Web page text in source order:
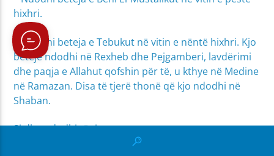
hixhri.
– Ndodhi beteja e Tebukut në vitin e nëntë hixhri. Kjo
betejë ndodhi në Rexheb dhe Pejgamberi, lavdërimi
dhe paqja e Allahut qofshin për të, u kthye në Medine
në Ramazan. Disa të tjerë thonë që kjo ndodhi në
Shaban.
Si dhe ndodhi të tjera…